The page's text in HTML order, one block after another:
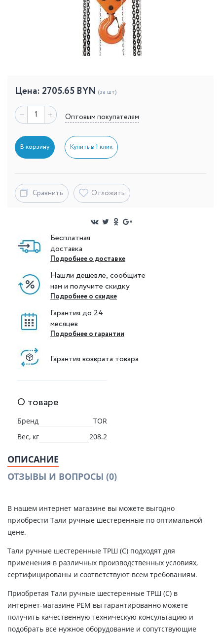
Цена: 2705.65 BYN (за шт)
Оптовым покупателям
В корзину Купить в 1 клик
Сравнить Отложить
Бесплатная
доставка
Подробнее о доставке
Нашли дешевле, сообщите
нам и получите скидку
Подробнее о скидке
Гарантия до 24
месяцев
Подробнее о гарантии
Гарантия возврата товара
О товаре
Бренд
TOR
Вес, кг
208.2
ОПИСАНИЕ
ОТЗЫВЫ И ВОПРОСЫ (0)
В нашем интернет магазине вы можете выгодно
приобрести Тали ручные шестеренные по оптимальной
цене.
Тали ручные шестеренные ТРШ (С) подходят для
применения в различных производственных условиях,
сертифицированы и соответствуют всем требованиям.
Приобретая Тали ручные шестеренные ТРШ (С) в
интернет-магазине РЕМ вы гарантированно можете
получить качественную техническую консультацию и
подобрать все нужное оборудование и сопутствующие